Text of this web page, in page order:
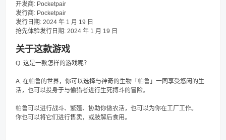
开发商: Pocketpair
发行商: Pocketpair
发行日期: 2024 年 1 月 19 日
抢先体验发行日期: 2024 年 1 月 19 日
关于这款游戏
Q. 这是一款怎样的游戏呢？
A. 在帕鲁的世界，你可以选择与神奇的生物「帕鲁」一同享受悠闲的生
活，也可以投身于与偷猎者进行生死搏斗的冒险。
帕鲁可以进行战斗、繁殖、协助你做农活，也可以为你在工厂工作。
你也可以将它们进行售卖，或肢解后食用。